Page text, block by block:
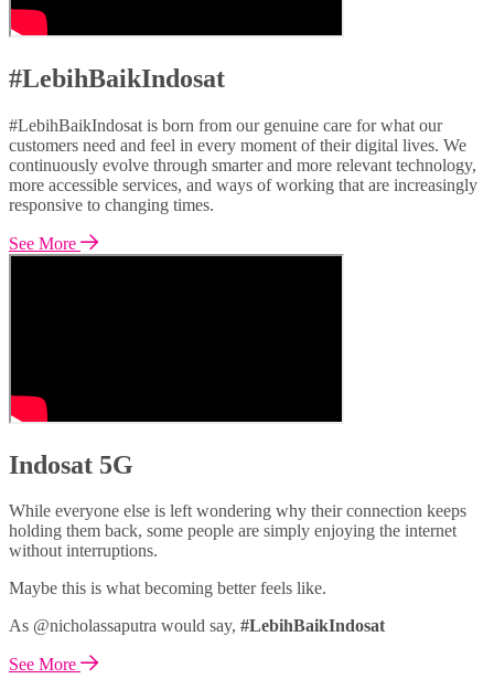
#LebihBaikIndosat
#LebihBaikIndosat is born from our genuine care for what our
customers need and feel in every moment of their digital lives. We
continuously evolve through smarter and more relevant technology,
more accessible services, and ways of working that are increasingly
responsive to changing times.
See More
Indosat 5G
While everyone else is left wondering why their connection keeps
holding them back, some people are simply enjoying the internet
without interruptions.
Maybe this is what becoming better feels like.
As @nicholassaputra would say, #LebihBaikIndosat
See More